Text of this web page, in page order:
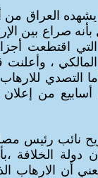
يشهده
صراع بين
التي اقتطعت
،
التصدي
من
نائب رئيس
دولة
أن الارهاب